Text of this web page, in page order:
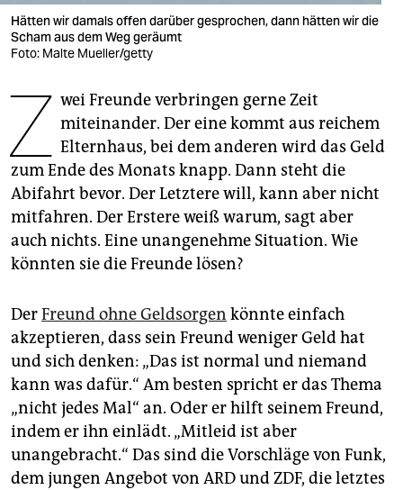
fragen & hilfe
unterstützen
genossenschaft
epaper login
Hätten wir damals offen darüber gesprochen, dann hätten wir die
Scham aus dem Weg geräumt
Foto: Malte Mueller/getty
Z wei Freunde verbringen gerne Zeit
miteinander. Der eine kommt aus reichem
Elternhaus, bei dem anderen wird das Geld
zum Ende des Monats knapp. Dann steht die
Abifahrt bevor. Der Letztere will, kann aber nicht
mitfahren. Der Erstere weiß warum, sagt aber
auch nichts. Eine unangenehme Situation. Wie
könnten sie die Freunde lösen?
DerFreund ohne Geldsorgen könnte einfach
akzeptieren, dass sein Freund weniger Geld hat
und sich denken: „Das ist normal und niemand
kann was dafür.“ Am besten spricht er das Thema
„nicht jedes Mal“ an. Oder er hilft seinem Freund,
indem er ihn einlädt. „Mitleid ist aber
unangebracht.“ Das sind die Vorschläge von Funk,
dem jungen Angebot von ARD und ZDF, die letztes